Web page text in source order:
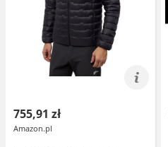
755,91 zł
Amazon.pl